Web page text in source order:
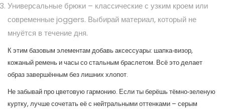
Универсальные брюки – классические с узким кроем или
современные joggers. Выбирай материал, который не
мнуётся в течение дня.
К этим базовым элементам добавь аксессуары: шапка‑визор,
кожаный ремень и часы со стальным браслетом. Всё это делает
образ завершённым без лишних хлопот.
Не забывай про цветовую гармонию. Если ты берёшь тёмно‑зеленую
куртку, лучше сочетать её с нейтральными оттенками – серым